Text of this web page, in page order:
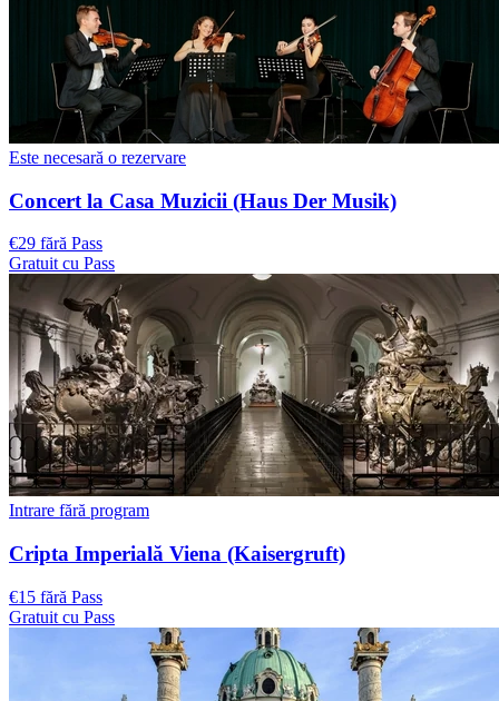
Este necesară o rezervare
Concert la Casa Muzicii (Haus Der Musik)
€29 fără Pass
Gratuit cu Pass
Intrare fără program
Cripta Imperială Viena (Kaisergruft)
€15 fără Pass
Gratuit cu Pass